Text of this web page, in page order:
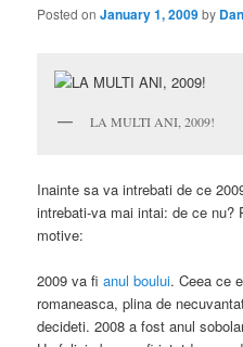
Posted onJanuary 1, 2009by
LA MULTI ANI, 2009!
Inainte sa va intrebati de ce
intrebati-va mai intai: de ce
motive:
2009 va fianul boului. Ceea ce
romaneasca, plina de
decideti. 2008 a fost anul